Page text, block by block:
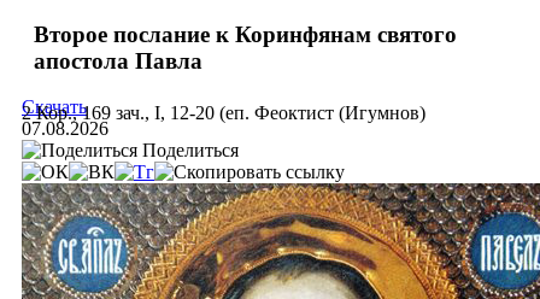
Второе послание к Коринфянам святого
апостола Павла
2 Кор., 169 зач., I, 12-20 (еп. Феоктист (Игумнов)
Скачать
07.08.2026
Поделиться